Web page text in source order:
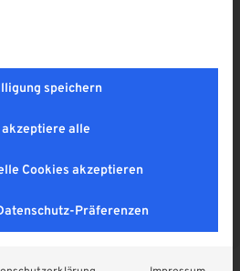
beständigem und schlagzähem PVC
den Warenkorb
speichern
akzeptiere alle
Cookies akzeptieren
Präferenzen